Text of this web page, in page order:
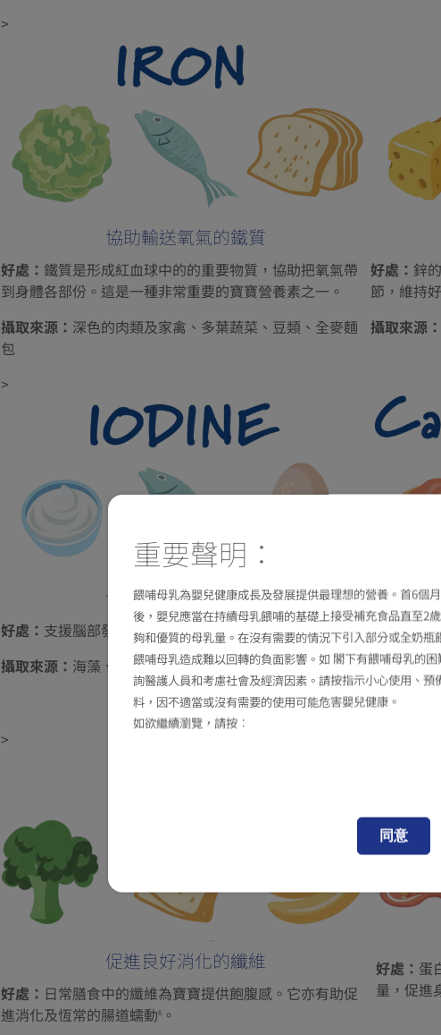
>
協助輸送氧氣的鐵質
好處： 鐵質是形成紅血球中的的重要物質，協助把氧氣帶
到身體各部份。這是一種非常重要的寶寶營養素之一。
攝取來源： 深色的肉類及家禽、多葉蔬菜、豆類、全麥麵
包
好處： 鋅
節，維持
攝取來源：
>
令寶寶健康成長的碘
好處： 支援腦部發展，維持正常甲狀腺功能和成長發育
攝取來源： 海藻、海魚、乳酪、火雞胸、蛋、焗豆
好處：碳
供成長所
攝取來源：
類
>
促進良好消化的纖維
好處： 日常膳食中的纖維為寶寶提供飽腹感。它亦有助促
進消化及恆常的腸道蠕動6 。
好處： 蛋
量，促進
重要聲明：
餵哺母乳為嬰兒健康成長及發展提供最理想的營養。首6個
後，嬰兒應當在持續母乳餵哺的基礎上接受補充食品直至2
夠和優質的母乳量。在沒有需要的情況下引入部分或全奶
餵哺母乳造成難以回轉的負面影響。如 閣下有餵哺母乳的
詢醫護人員和考慮社會及經濟因素。請按指示小心使用、
料，因不適當或沒有需要的使用可能危害嬰兒健康。
如欲繼續瀏覽，請按︰
同意